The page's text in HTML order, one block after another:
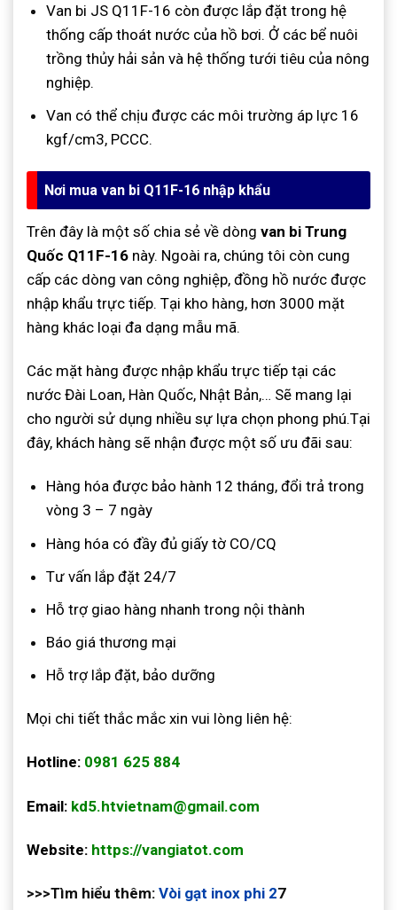
Van bi JS Q11F-16 còn được lắp đặt trong hệ
thống cấp thoát nước của hồ bơi. Ở các bể nuôi
trồng thủy hải sản và hệ thống tưới tiêu của nông
nghiệp.
Van có thể chịu được các môi trường áp lực 16
kgf/cm3, PCCC.
Nơi mua van bi Q11F-16 nhập khẩu
Trên đây là một số chia sẻ về dòng van bi Trung
Quốc Q11F-16 này. Ngoài ra, chúng tôi còn cung
cấp các dòng van công nghiệp, đồng hồ nước được
nhập khẩu trực tiếp. Tại kho hàng, hơn 3000 mặt
hàng khác loại đa dạng mẫu mã.
Các mặt hàng được nhập khẩu trực tiếp tại các
nước Đài Loan, Hàn Quốc, Nhật Bản,… Sẽ mang lại
cho người sử dụng nhiều sự lựa chọn phong phú.Tại
đây, khách hàng sẽ nhận được một số ưu đãi sau:
Hàng hóa được bảo hành 12 tháng, đổi trả trong
vòng 3 – 7 ngày
Hàng hóa có đầy đủ giấy tờ CO/CQ
Tư vấn lắp đặt 24/7
Hỗ trợ giao hàng nhanh trong nội thành
Báo giá thương mại
Hỗ trợ lắp đặt, bảo dưỡng
Mọi chi tiết thắc mắc xin vui lòng liên hệ:
Hotline: 0981 625 884
Email: kd5.htvietnam@gmail.com
Website: https://vangiatot.com
>>>Tìm hiểu thêm: Vòi gạt inox phi 27